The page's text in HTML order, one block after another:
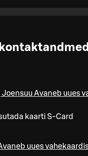
kontaktandmed
Joensuu Avaneb uues
kaarti S-Card
uues